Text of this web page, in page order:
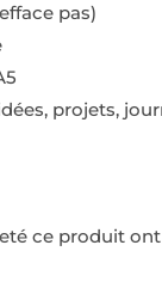
pas)
projets,
ce produit